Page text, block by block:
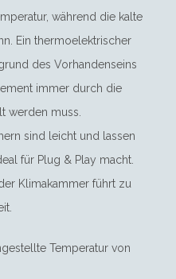
während die kalte
Ein thermoelektrischer
des Vorhandenseins
immer durch die
werden muss.
sind leicht und lassen
für Plug & Play macht.
Klimakammer führt zu
Temperatur von